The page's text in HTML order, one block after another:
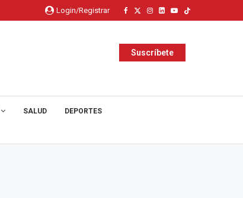
Login/Registrar
Suscríbete
SALUD DEPORTES